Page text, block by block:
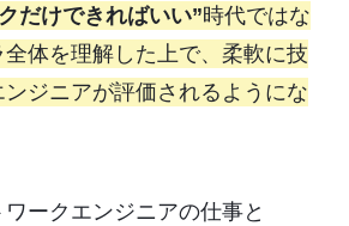
だけできればいい”時代ではな
全体を理解した上で、柔軟に技
ジニアが評価されるようにな
ワークエンジニアの仕事と